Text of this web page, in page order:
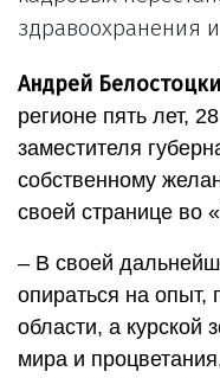
здравоохранения
Андрей
регионе пять лет,
заместителя
собственному
своей странице во
– В своей
опираться на опыт,
области, а курской
мира и